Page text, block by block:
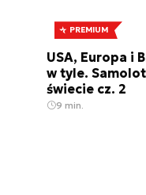
PREMIUM
USA, Europa i
w tyle.
świecie cz. 2
9 min.